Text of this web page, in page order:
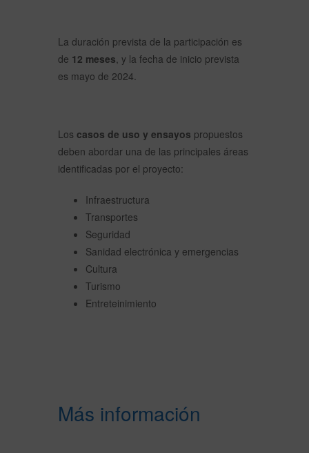
La duración prevista de la participación es
de 12 meses , y la fecha de inicio prevista
es mayo de 2024.
Los casos de uso y ensayos propuestos
deben abordar una de las principales áreas
identificadas por el proyecto:
Infraestructura
Transportes
Seguridad
Sanidad electrónica y emergencias
Cultura
Turismo
Entreteinimiento
Más información